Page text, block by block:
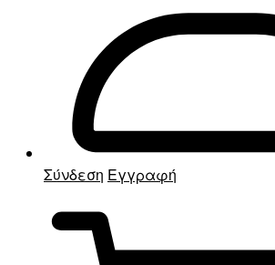
Σύνδεση Εγγραφή